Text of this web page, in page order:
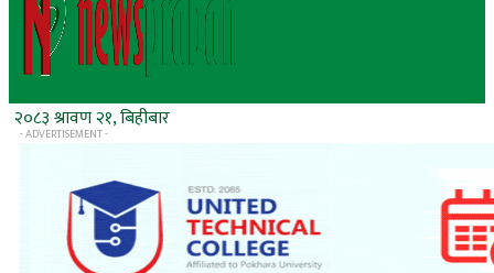
२०८३ श्रावण २१, बिहीबार
- ADVERTISEMENT -